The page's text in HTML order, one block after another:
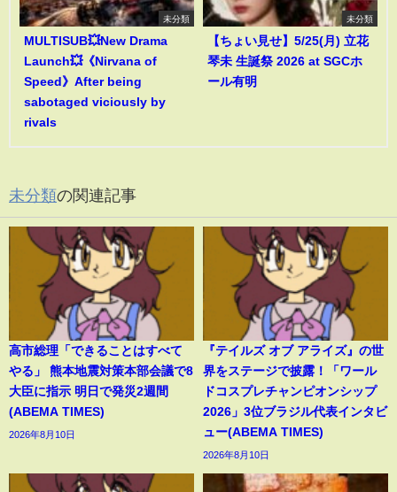
未分類
MULTISUB💥New Drama
Launch💥《Nirvana of
Speed》After being
sabotaged viciously by
rivals
未分類
【ちょい見せ】5/25(月) 立花
琴未 生誕祭 2026 at SGCホ
ール有明
未分類の関連記事
高市総理「できることはすべて
やる」 熊本地震対策本部会議で8
大臣に指示 明日で発災2週間
(ABEMA TIMES)
2026年8月10日
『テイルズ オブ アライズ』の世
界をステージで披露！「ワール
ドコスプレチャンピオンシップ
2026」3位ブラジル代表インタビ
ュー(ABEMA TIMES)
2026年8月10日